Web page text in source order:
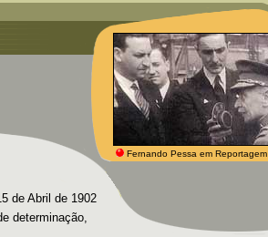
de Abril de 1902
determinação,
Fernando Pessa em Reportagem